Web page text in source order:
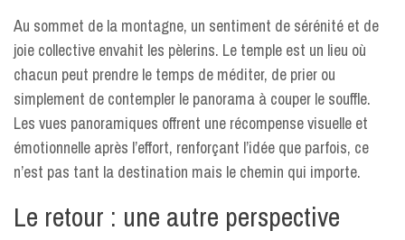
Au sommet de la montagne, un sentiment de sérénité et de
joie collective envahit les pèlerins. Le temple est un lieu où
chacun peut prendre le temps de méditer, de prier ou
simplement de contempler le panorama à couper le souffle.
Les vues panoramiques offrent une récompense visuelle et
émotionnelle après l’effort, renforçant l’idée que parfois, ce
n’est pas tant la destination mais le chemin qui importe.
Le retour : une autre perspective